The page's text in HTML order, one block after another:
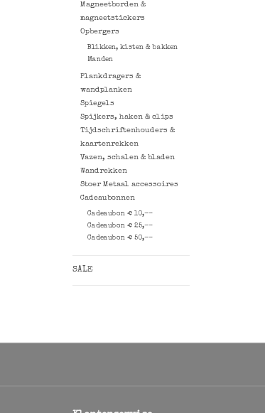
Magneetborden &
magneetstickers
Opbergers
Blikken, kisten & bakken
Manden
Plankdragers &
wandplanken
Spiegels
Spijkers, haken & clips
Tijdschriftenhouders &
kaartenrekken
Vazen, schalen & bladen
Wandrekken
Stoer Metaal accessoires
Cadeaubonnen
Cadeaubon € 10,--
Cadeaubon € 25,--
Cadeaubon € 50,--
SALE